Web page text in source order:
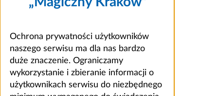
Ochrona prywatności użytkowników
naszego serwisu ma dla nas bardzo
duże znaczenie. Ograniczamy
wykorzystanie i zbieranie informacji o
użytkownikach serwisu do niezbędnego